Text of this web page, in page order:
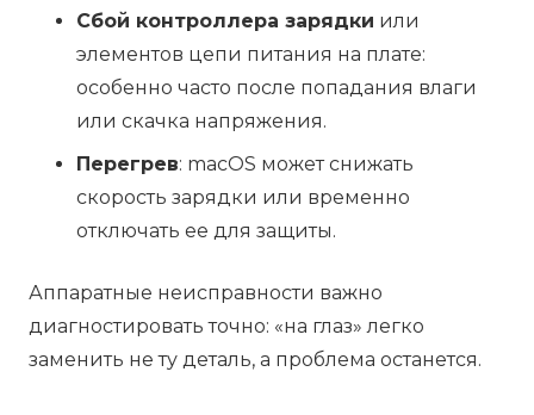
Сбой контроллера зарядки или
элементов цепи питания на плате:
особенно часто после попадания влаги
или скачка напряжения.
Перегрев: macOS может снижать
скорость зарядки или временно
отключать ее для защиты.
Аппаратные неисправности важно
диагностировать точно: «на глаз» легко
заменить не ту деталь, а проблема останется.